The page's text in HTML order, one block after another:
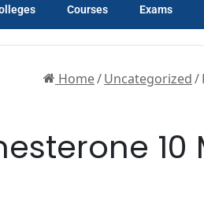
Courses Exams
Home/Uncategorized/